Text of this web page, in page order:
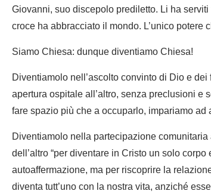
Giovanni, suo discepolo prediletto. Li ha
croce ha abbracciato il mondo. L’unico
Siamo Chiesa: dunque diventiamo Chiesa!
Diventiamolo nell’ascolto convinto di Dio e
apertura ospitale all’altro, senza preclusioni
fare spazio più che a occuparlo, impariamo
Diventiamolo nella partecipazione
dell’altro “per diventare in Cristo un solo
autoaffermazione, ma per riscoprire la
diventa tutt’uno con la nostra vita, anziché